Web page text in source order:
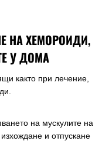
НА ХЕМОРОИДИ,
У ДОМА
както при лечение,
на мускулите на
и отпускане